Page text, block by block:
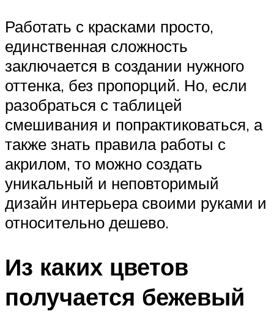
Работать с красками просто,
единственная сложность
заключается в создании нужного
оттенка, без пропорций. Но, если
разобраться с таблицей
смешивания и попрактиковаться, а
также знать правила работы с
акрилом, то можно создать
уникальный и неповторимый
дизайн интерьера своими руками и
относительно дешево.
Из каких цветов
получается бежевый